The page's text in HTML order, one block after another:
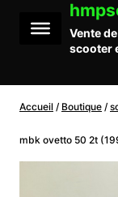
contenu
Vente
scooter
Accueil / Boutique /
mbk ovetto 50 2t